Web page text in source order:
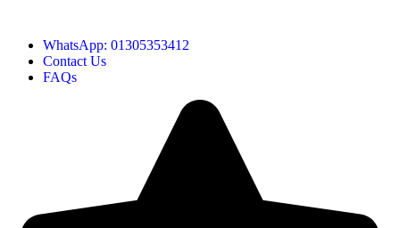
WhatsApp: 01305353412
Contact Us
FAQs